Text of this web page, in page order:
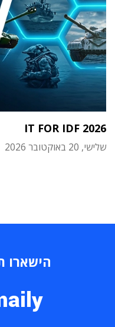
IT FOR IDF 2026
שלישי, 20 באוקטובר 2026
הישארו